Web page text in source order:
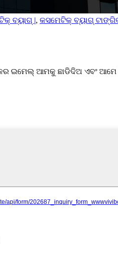
ବ୍ୟାଗ୍ |, କସମେଟିକ୍ ବ୍ୟାଗ୍
ଆମକୁ ଛାଡିଦିଅ ଏବଂ ଆମେ